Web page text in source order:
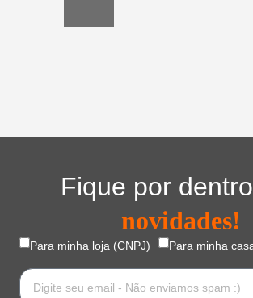
Fique por
novidades!
Para minha loja (CNPJ) Para minha